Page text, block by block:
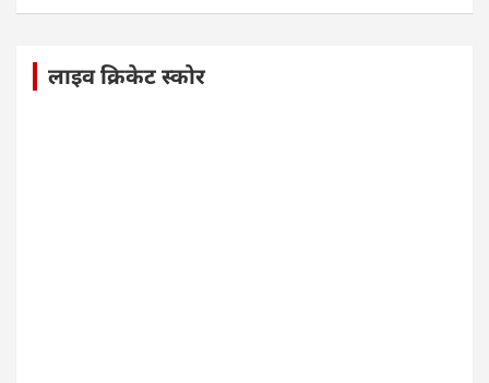
लाइव क्रिकेट स्कोर